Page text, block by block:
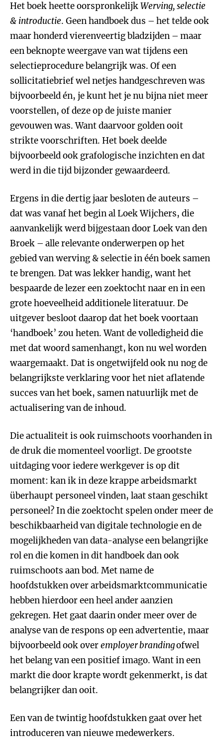
Het boek heette oorspronkelijkWerving, selectie
& introductie. Geen handboek dus – het telde ook
maar honderd vierenveertig bladzijden – maar
een beknopte weergave van wat tijdens een
selectieprocedure belangrijk was. Of een
sollicitatiebrief wel netjes handgeschreven was
bijvoorbeeld én, je kunt het je nu bijna niet meer
voorstellen, of deze op de juiste manier
gevouwen was. Want daarvoor golden ooit
strikte voorschriften. Het boek deelde
bijvoorbeeld ook grafologische inzichten en dat
werd in die tijd bijzonder gewaardeerd.
Ergens in die dertig jaar besloten de auteurs –
dat was vanaf het begin al Loek Wijchers, die
aanvankelijk werd bijgestaan door Loek van den
Broek – alle relevante onderwerpen op het
gebied van werving & selectie in één boek samen
te brengen. Dat was lekker handig, want het
bespaarde de lezer een zoektocht naar en in een
grote hoeveelheid additionele literatuur. De
uitgever besloot daarop dat het boek voortaan
‘handboek’ zou heten. Want de volledigheid die
met dat woord samenhangt, kon nu wel worden
waargemaakt. Dat is ongetwijfeld ook nu nog de
belangrijkste verklaring voor het niet aflatende
succes van het boek, samen natuurlijk met de
actualisering van de inhoud.
Die actualiteit is ook ruimschoots voorhanden in
de druk die momenteel voorligt. De grootste
uitdaging voor iedere werkgever is op dit
moment: kan ik in deze krappe arbeidsmarkt
überhaupt personeel vinden, laat staan geschikt
personeel? In die zoektocht spelen onder meer de
beschikbaarheid van digitale technologie en de
mogelijkheden van data-analyse een belangrijke
rol en die komen in dit handboek dan ook
ruimschoots aan bod. Met name de
hoofdstukken over arbeidsmarktcommunicatie
hebben hierdoor een heel ander aanzien
gekregen. Het gaat daarin onder meer over de
analyse van de respons op een advertentie, maar
bijvoorbeeld ook overemployer brandingofwel
het belang van een positief imago. Want in een
markt die door krapte wordt gekenmerkt, is dat
belangrijker dan ooit.
Een van de twintig hoofdstukken gaat over het
introduceren van nieuwe medewerkers.